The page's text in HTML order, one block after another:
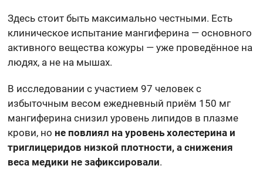
Здесь стоит быть максимально честными. Есть
клиническое испытание мангиферина — основного
активного вещества кожуры — уже проведённое на
людях, а не на мышах.
В исследовании с участием 97 человек с
избыточным весом ежедневный приём 150 мг
мангиферина снизил уровень липидов в плазме
крови, но не повлиял на уровень холестерина и
триглицеридов низкой плотности, а снижения
веса медики не зафиксировали.